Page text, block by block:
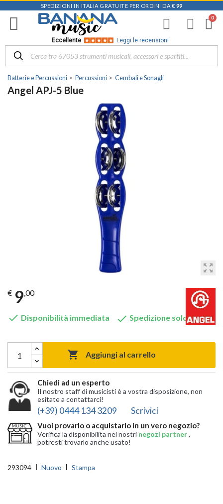
SPEDIZIONI IN ITALIA GRATUITE PER ORDINI DA € 99
Eccellente Leggi le recensioni
Batterie e Percussioni Percussioni Cembali e Sonagli
Angel APJ-5 Blue
zoom_out_map
€ 9,00
 Disponibilità immediata  Spedizione solo 8,90 €
 Aggiungi al carrello
Chiedi ad un esperto
Il nostro staff di musicisti è a vostra disposizione, non
esitate a contattarci!
(+39) 0444 134 3209 Scrivici
Vuoi provarlo o acquistarlo in un vero negozio?
Verifica la disponibilita nei nostri negozi partner,
potresti trovarlo anche usato!
293094 Nuovo Stampa